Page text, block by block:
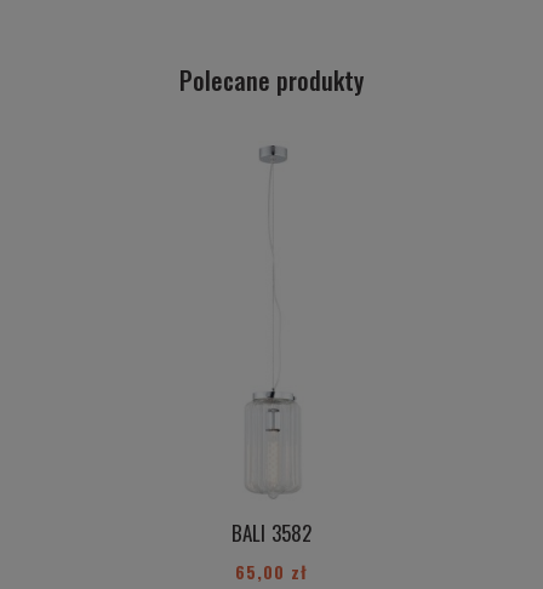
Polecane produkty
BALI 3582
65,00 zł